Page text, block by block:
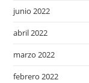
junio 2022
abril 2022
marzo 2022
febrero 2022